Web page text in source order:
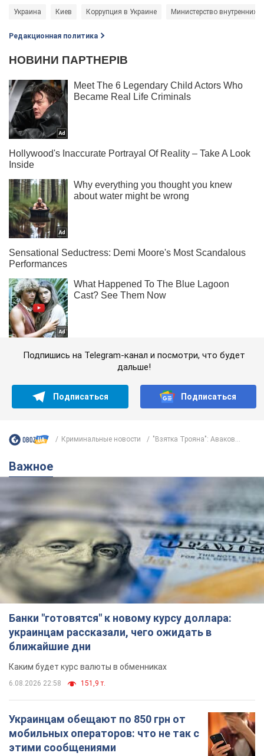
Украина Киев Коррупция в Украине Министерство внутренних
Редакционная политика
Подпишись на Telegram-канал и посмотри, что будет
дальше!
Подписаться Подписаться
Криминальные новости "Взятка Трояна": Аваков...
Важное
Банки "готовятся" к новому курсу доллара:
украинцам рассказали, чего ожидать в
ближайшие дни
Каким будет курс валюты в обменниках
6.08.2026 22:58 151,9 т.
Украинцам обещают по 850 грн от
мобильных операторов: что не так с
этими сообщениями